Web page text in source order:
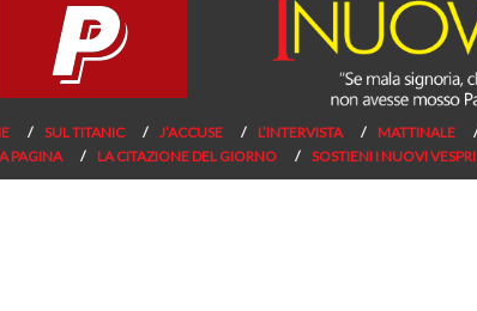
SUL TITANIC J’ACCUSE L’INTERVISTA MATTINALE
PAGINA
LA CITAZIONE DEL GIORNO SOSTIENI I NUOVI VESPRI